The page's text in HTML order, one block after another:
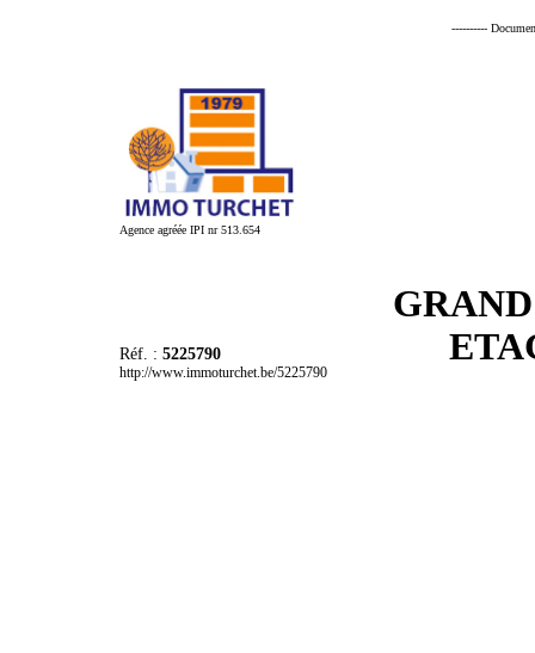
----------
Agence agréée IPI nr 513.654
Réf. : 5225790
http://www.immoturchet.be/5225790